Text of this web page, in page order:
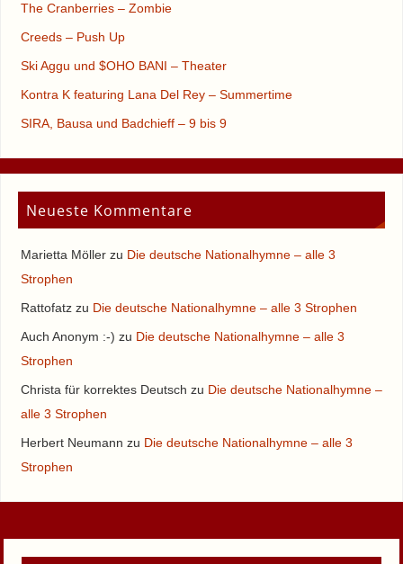
The Cranberries – Zombie
Creeds – Push Up
Ski Aggu und $OHO BANI – Theater
Kontra K featuring Lana Del Rey – Summertime
SIRA, Bausa und Badchieff – 9 bis 9
Neueste Kommentare
Marietta Möllerzu Die deutsche Nationalhymne – alle 3
Strophen
Rattofatzzu Die deutsche Nationalhymne – alle 3 Strophen
Auch Anonym :-) zu Die deutsche Nationalhymne – alle 3
Strophen
Christa für korrektes Deutsch zu Die deutsche Nationalhymne –
alle 3 Strophen
Herbert Neumann zu Die deutsche Nationalhymne – alle 3
Strophen